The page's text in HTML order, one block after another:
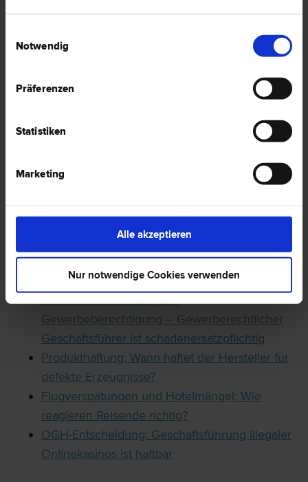
Notwendig
Präferenzen
Statistiken
Marketing
Alle akzeptieren
Nur notwendige Cookies verwenden
durch Fehlschläge verursachte Verletzungen?
Vermieter?
österreichischer Gerichte für
Flug verspätet oder gestrichen – Welche
Ansprüche habe ich?
Gewährleistung & Konsumentenschutz: welche
besonderen Regeln gelten für
Verbrauchergeschäfte?
OGH: Überschreitung der
Gewerbeberechtigung – Gewerberechtlicher
Geschäftsführer ist schadenersatzpflichtig
Produkthaftung: Wann haftet der Hersteller für
defekte Erzeugnisse?
Flugverspätungen und Hotelmängel: Wie
reagieren Reisende richtig?
OGH-Entscheidung: Geschäftsführung illegaler
Onlinekasinos ist haftbar